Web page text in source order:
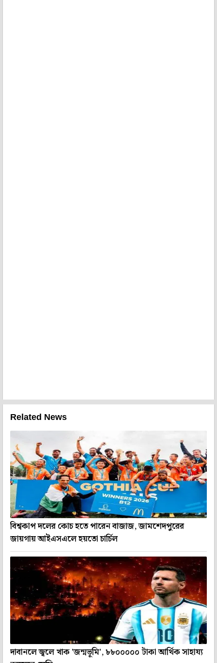
Related News
বিশ্বকাপ দলের কোচ হতে পারেন বাজাজ, জামশেদপুরের
জায়গায় আইএসএলে হয়তো চার্চিল
দাবানলে জ্বলে খাক 'জন্মভূমি', ৮৮০০০০০ টাকা আর্থিক সাহায্য